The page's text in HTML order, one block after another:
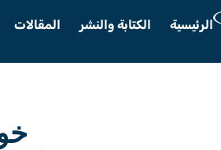
الرئيسية الكتابة والنشر المقالات